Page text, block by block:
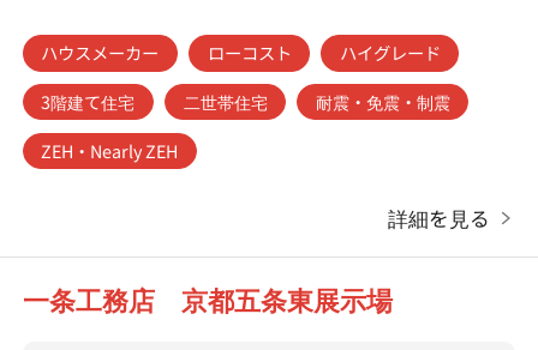
ハウスメーカー ローコスト
ハイグレード
3階建て住宅
二世帯住宅
耐震・免震・制震
ZEH・Nearly ZEH
詳細を見る
一条工務店 京都五条東展示場